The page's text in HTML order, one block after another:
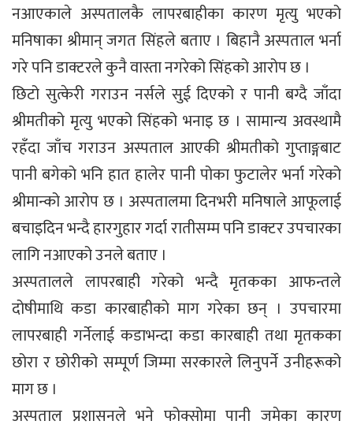
नआएकाले अस्पतालकै लापरबाहीका कारण मृत्यु भएको
मनिषाका श्रीमान् जगत सिंहले बताए । बिहानै अस्पताल भर्ना
गरे पनि डाक्टरले कुनै वास्ता नगरेको सिंहको आरोप छ ।
छिटो सुत्केरी गराउन नर्सले सुई दिएको र पानी बग्दै जाँदा
श्रीमतीको मृत्यु भएको सिंहको भनाइ छ । सामान्य अवस्थामै
रहँदा जाँच गराउन अस्पताल आएकी श्रीमतीको गुप्ताङ्गबाट
पानी बगेको भनि हात हालेर पानी पोका फुटालेर भर्ना गरेको
श्रीमान्को आरोप छ । अस्पतालमा दिनभरी मनिषाले आफूलाई
बचाइदिन भन्दै हारगुहार गर्दा रातीसम्म पनि डाक्टर उपचारका
लागि नआएको उनले बताए ।
अस्पतालले लापरबाही गरेको भन्दै मृतकका आफन्तले
दोषीमाथि कडा कारबाहीको माग गरेका छन् । उपचारमा
लापरबाही गर्नेलाई कडाभन्दा कडा कारबाही तथा मृतकका
छोरा र छोरीको सम्पूर्ण जिम्मा सरकारले लिनुपर्ने उनीहरूको
माग छ ।
अस्पताल प्रशासनले भने फोक्सोमा पानी जमेका कारण